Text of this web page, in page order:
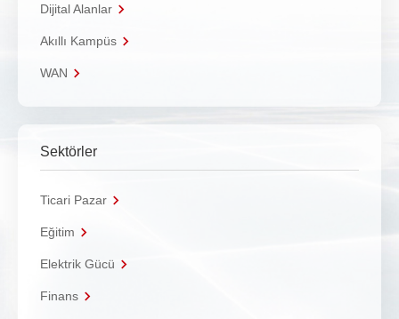
Dijital Alanlar
Akıllı Kampüs
WAN
Sektörler
Ticari Pazar
Eğitim
Elektrik Gücü
Finans